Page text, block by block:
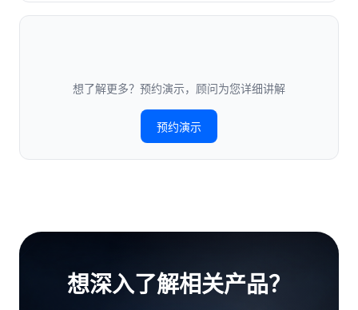
想了解更多？预约演示，顾问为您详细讲解
预约演示
想深入了解相关产品？